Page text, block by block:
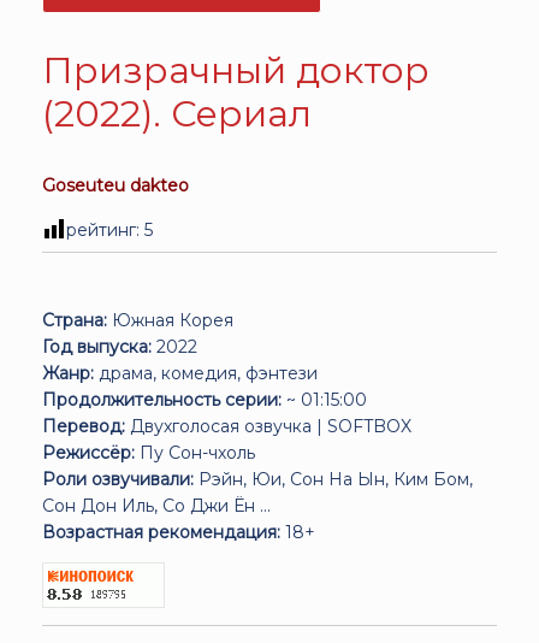
Призрачный доктор
(2022). Сериал
Goseuteu dakteo
рейтинг: 5
Страна: Южная Корея
Год выпуска: 2022
Жанр: драма, комедия, фэнтези
Продолжительность серии: ~ 01:15:00
Перевод: Двухголосая озвучка | SOFTBOX
Режиссёр: Пу Сон-чхоль
Роли озвучивали: Рэйн, Юи, Сон На Ын, Ким Бом,
Сон Дон Иль, Со Джи Ён ...
Возрастная рекомендация: 18+